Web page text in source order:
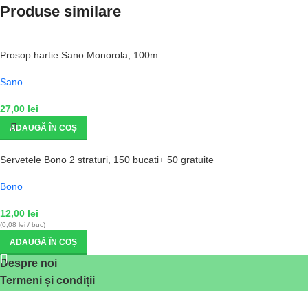
Produse similare
Prosop hartie Sano Monorola, 100m
Sano
27,00 lei
ADAUGĂ ÎN COȘ
Servetele Bono 2 straturi, 150 bucati+ 50 gratuite
Bono
12,00 lei
(0,08 lei / buc)
ADAUGĂ ÎN COȘ
Despre noi
Termeni și condiții